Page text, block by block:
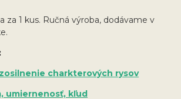
za 1 kus. Ručná výroba, dodávame v
charkterových rysov
umiernenosť, kľud